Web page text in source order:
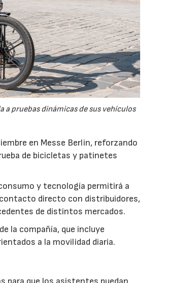
a pruebas dinámicas de sus vehículos
en Messe Berlin, reforzando
de bicicletas y patinetes
y tecnología permitirá a
directo con distribuidores,
de distintos mercados.
la compañía, que incluye
a la movilidad diaria.